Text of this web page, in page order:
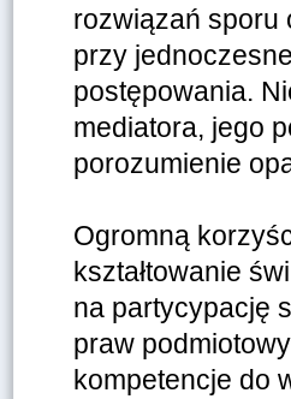
rozwiązań sporu
przy
postępowania.
mediatora, jego
porozumienie
Ogromną
kształtowanie
na partycypację
praw
kompetencje do